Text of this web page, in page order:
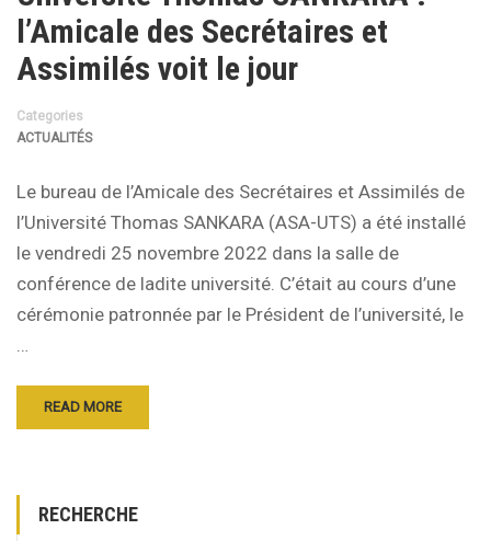
l’Amicale des Secrétaires et
Assimilés voit le jour
Categories
ACTUALITÉS
Le bureau de l’Amicale des Secrétaires et Assimilés de
l’Université Thomas SANKARA (ASA-UTS) a été installé
le vendredi 25 novembre 2022 dans la salle de
conférence de ladite université. C’était au cours d’une
cérémonie patronnée par le Président de l’université, le
READ MORE
RECHERCHE